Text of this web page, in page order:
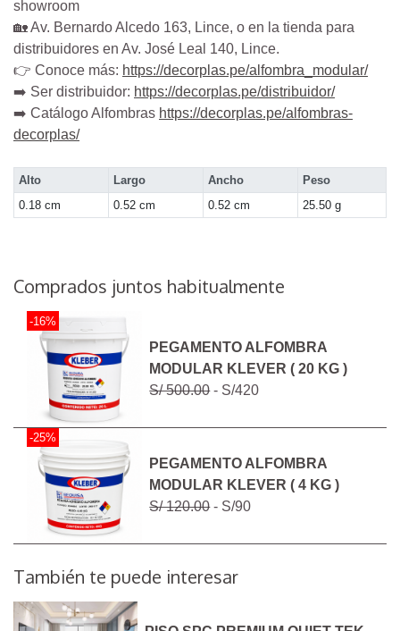
showroom
🏡 Av. Bernardo Alcedo 163, Lince, o en la tienda para
distribuidores en Av. José Leal 140, Lince.
👉 Conoce más: https://decorplas.pe/alfombra_modular/
➡️ Ser distribuidor: https://decorplas.pe/distribuidor/
➡️ Catálogo Alfombras https://decorplas.pe/alfombras-
decorplas/
Alto Largo Ancho
Peso
0.18 cm
0.52 cm 0.52 cm 25.50 g
Comprados juntos habitualmente
-16%
PEGAMENTO ALFOMBRA
MODULAR KLEVER ( 20 KG )
S/ 500.00- S/420
-25%
PEGAMENTO ALFOMBRA
MODULAR KLEVER ( 4 KG )
S/ 120.00- S/90
También te puede interesar